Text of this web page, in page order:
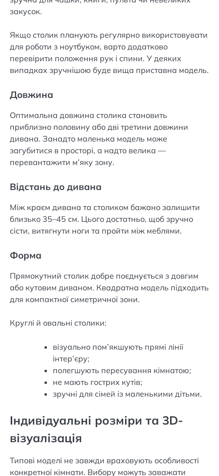
закусок.
Якщо столик планують регулярно використовувати
для роботи з ноутбуком, варто додатково
перевірити положення рук і спини. У деяких
випадках зручнішою буде вища приставна модель.
Довжина
Оптимальна довжина столика становить
приблизно половину або дві третини довжини
дивана. Занадто маленька модель може
загубитися в просторі, а надто велика —
перевантажити м’яку зону.
Відстань до дивана
Між краєм дивана та столиком бажано залишити
близько 35–45 см. Цього достатньо, щоб зручно
сісти, витягнути ноги та пройти між меблями.
Форма
Прямокутний столик добре поєднується з довгим
або кутовим диваном. Квадратна модель підходить
для компактної симетричної зони.
Круглі й овальні столики:
візуально пом’якшують прямі лінії
інтер’єру;
полегшують пересування кімнатою;
не мають гострих кутів;
зручні для сімей із маленькими дітьми.
Індивідуальні розміри та 3D-
візуалізація
Типові моделі не завжди враховують особливості
конкретної кімнати. Вибору можуть заважати